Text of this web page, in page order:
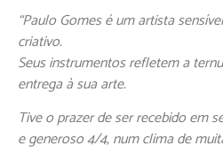
“Paulo Gomes é um artista
criativo.
Seus instrumentos refletem a
entrega à sua arte.
Tive o prazer de ser recebido em
e generoso 4/4, num clima de